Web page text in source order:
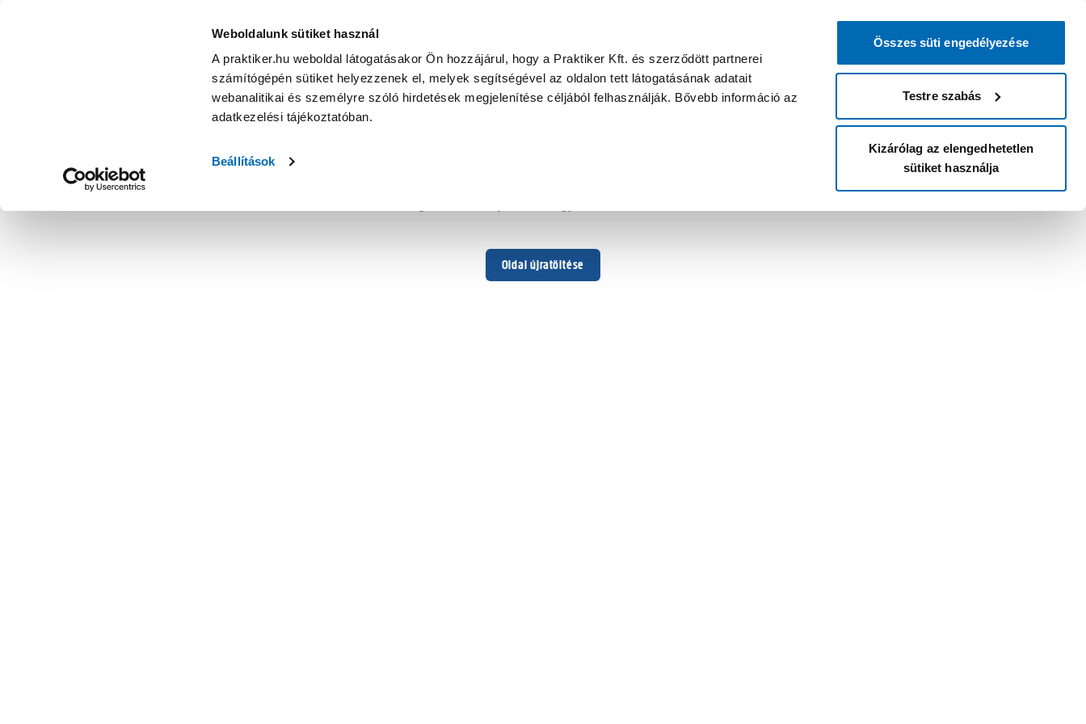
Weboldalunk sütiket használ
A praktiker.hu weboldal látogatásakor Ön hozzájárul, hogy a Praktiker Kft. és szerződött partnerei
számítógépén sütiket helyezzenek el, melyek segítségével az oldalon tett látogatásának adatait
webanalitikai és személyre szóló hirdetések megjelenítése céljából felhasználják. Bővebb információ az
adatkezelési tájékoztatóban.
Beállítások
Összes süti engedélyezése
Testre szabás
Kizárólag az elengedhetetlen
sütiket használja
Oldal újratöltése